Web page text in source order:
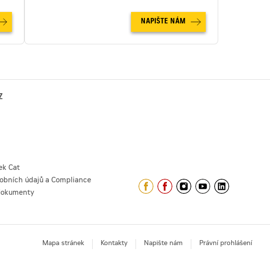
NAPIŠTE NÁM
Cat
údajů a Compliance
Mapa stránek Kontakty Napište nám Právní prohlášení